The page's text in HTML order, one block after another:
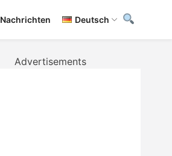
Nachrichten Deutsch
Advertisements